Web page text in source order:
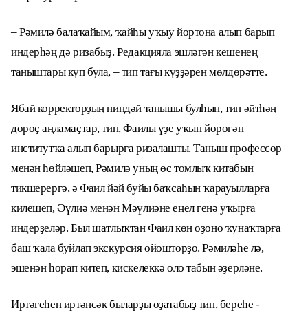
– Рәмилә балаҡайым, ҡайһы уҡыу йортона алып барып
индерһәң дә ризабыҙ. Редакцияла эшләгән кешенең
таныштары күп була, – тип тағы күҙҙәрен мөлдөрәтте.
Ябай корректорҙың ниндәй танышы булһын, тип әйтһәң
дөрөҫ аңламаҫтар, тип, Фаилы үҙе уҡып йөрөгән
институтҡа алып барырға ризалашты. Таныш профессор
менән һөйләшеп, Рәмилә уның өс томлыҡ китабын
тикшерергә, ә Фаил йәй буйы баҡсаһын ҡарауылларға
килешеп, Әүлиә менән Мәүлиәне еңел генә уҡырға
индерҙеләр. Был шатлыҡтан Фаил көн оҙоно ҡунаҡтарға
баш ҡала буйлап экскурсия ойошторҙо. Рәмиләһе лә,
эшенән һорап китеп, кискелеккә оло табын әҙерләне.
Иртәгеһен иртәнсәк быларҙы оҙатабыҙ тип, береһе -